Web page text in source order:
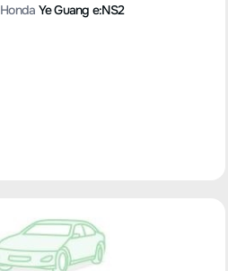
Honda Ye Guang e:NS2